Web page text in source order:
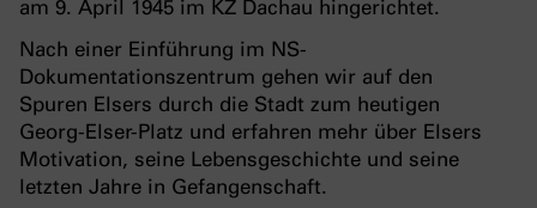
am 9. April 1945 im KZ Dachau hingerichtet.
Nach einer Einführung im NS-
Dokumentationszentrum gehen wir auf den
Spuren Elsers durch die Stadt zum heutigen
Georg-Elser-Platz und erfahren mehr über Elsers
Motivation, seine Lebensgeschichte und seine
letzten Jahre in Gefangenschaft.